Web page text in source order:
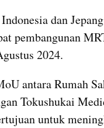
dan
pembangunan
2024.
antara Rumah
Tokushukai
untuk